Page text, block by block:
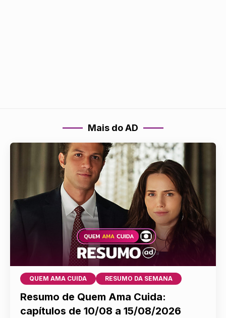
Mais do AD
QUEM AMA CUIDA RESUMO DA SEMANA
Resumo de Quem Ama Cuida:
capítulos de 10/08 a 15/08/2026